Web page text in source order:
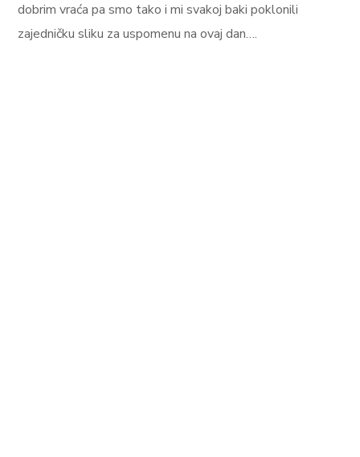
dobrim vraća pa smo tako i mi svakoj baki poklonili
zajedničku sliku za uspomenu na ovaj dan….